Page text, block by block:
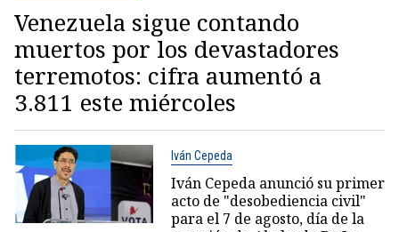
Venezuela sigue contando
muertos por los devastadores
terremotos: cifra aumentó a
3.811 este miércoles
Iván Cepeda
Iván Cepeda anunció su primer
acto de "desobediencia civil"
para el 7 de agosto, día de la